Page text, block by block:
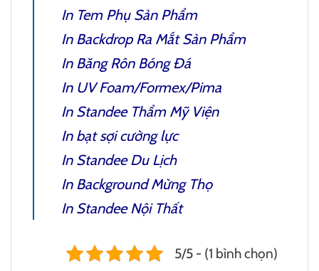
In Tem PhụSản Phẩm
In Backdrop Ra Mắt Sản Phẩm
In Băng Rôn Bóng Đá
In UV Foam/Formex/Pima
In Standee Thẩm Mỹ Viện
In bạt sợi cường lực
In Standee Du Lịch
In Background Mừng Thọ
In Standee Nội Thất
5/5 - (1 bình chọn)